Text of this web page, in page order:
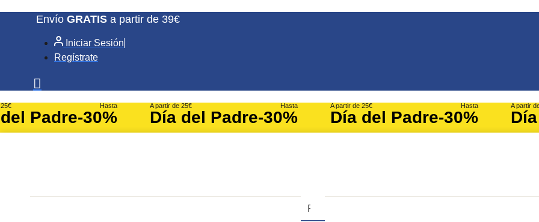
Envío GRATIS a partir de 39€
Iniciar Sesión
Regístrate
Padre
Hasta
-30%
A partir de 25€
Día del Padre
Hasta
-30%
A partir de 25€
Día del Padre
Hasta
-30%
A partir